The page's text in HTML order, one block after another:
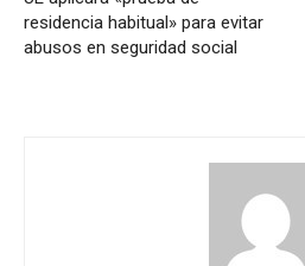
residencia habitual» para evitar
abusos en seguridad social